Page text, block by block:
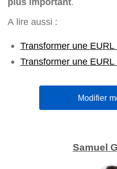
A lire aussi :
Transformer une
Transformer une EURL
Modifier
Samuel